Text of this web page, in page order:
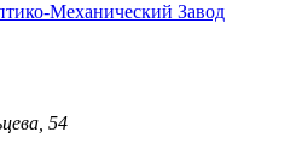
Механический Завод
54